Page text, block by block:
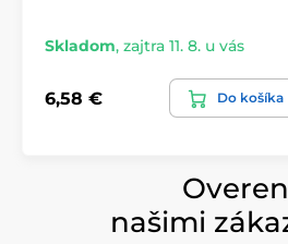
Skladom, zajtra 11. 8. u vás
6,58 € Do košíka
našimi